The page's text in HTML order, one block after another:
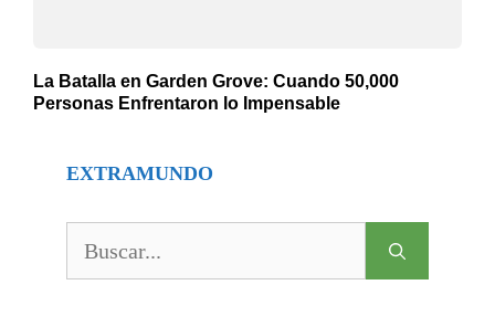
La Batalla en Garden Grove: Cuando 50,000
Personas Enfrentaron lo Impensable
EXTRAMUNDO